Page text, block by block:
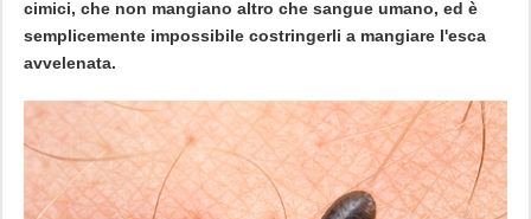
cimici, che non mangiano altro che sangue umano, ed è
semplicemente impossibile costringerli a mangiare l'esca
avvelenata.